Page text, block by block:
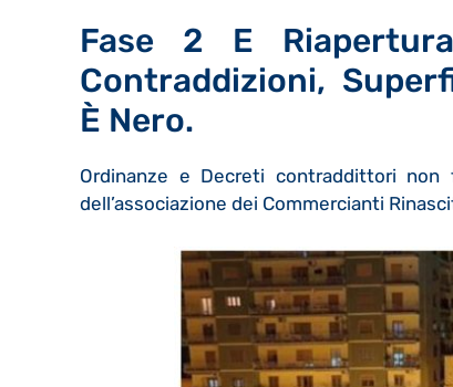
Fase 2 E
Contraddizioni,
È Nero.
Ordinanze e Decreti contraddittori non
dell’associazione dei Commercianti